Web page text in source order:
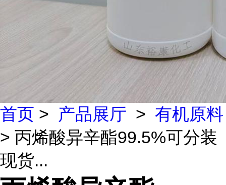
首页 > 产品展厅 > 有机原料
> 丙烯酸异辛酯99.5%可分装
现货...